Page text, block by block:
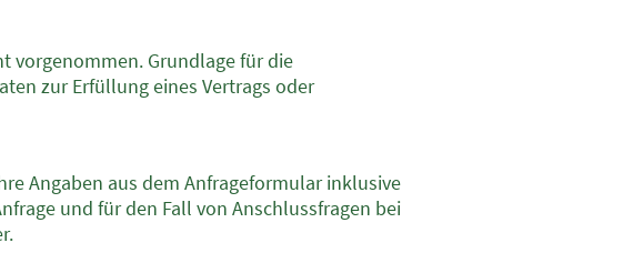
vorgenommen. Grundlage für die
zur Erfüllung eines Vertrags oder
Angaben aus dem Anfrageformular inklusive
und für den Fall von Anschlussfragen bei